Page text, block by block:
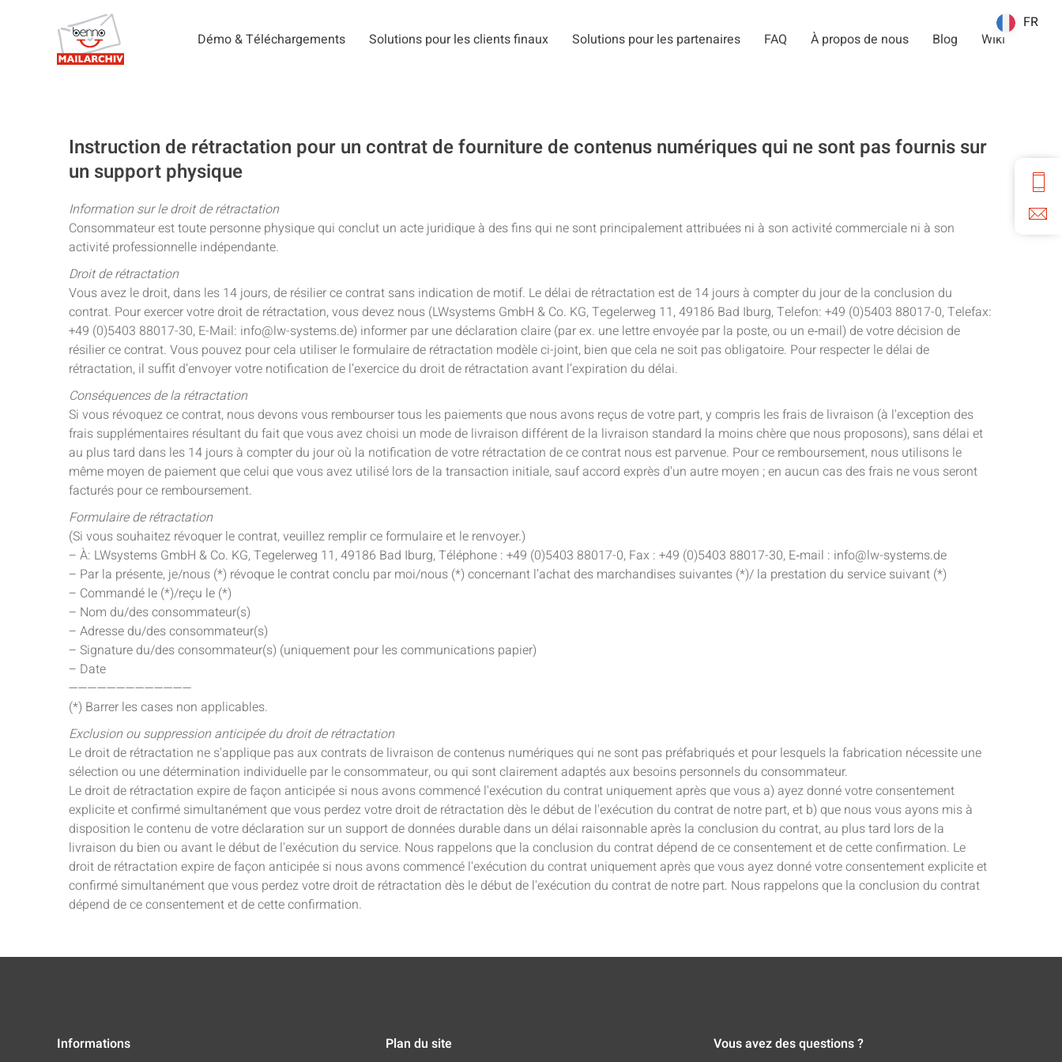
Démo & Téléchargements Solutions pour les clients finaux Solutions pour les partenaires FAQ À propos de nous Blog Wiki
Instruction de rétractation pour un contrat de fourniture de contenus numériques qui ne sont pas fournis sur
un support physique
Information sur le droit de rétractation
Consommateur est toute personne physique qui conclut un acte juridique à des fins qui ne sont principalement attribuées ni à son activité commerciale ni à son
activité professionnelle indépendante.
Droit de rétractation
Vous avez le droit, dans les 14 jours, de résilier ce contrat sans indication de motif. Le délai de rétractation est de 14 jours à compter du jour de la conclusion du
contrat. Pour exercer votre droit de rétractation, vous devez nous (LWsystems GmbH & Co. KG, Tegelerweg 11, 49186 Bad Iburg, Telefon: +49 (0)5403 88017-0, Telefax:
+49 (0)5403 88017-30, E-Mail: info@lw-systems.de) informer par une déclaration claire (par ex. une lettre envoyée par la poste, ou un e‑mail) de votre décision de
résilier ce contrat. Vous pouvez pour cela utiliser le formulaire de rétractation modèle ci-joint, bien que cela ne soit pas obligatoire. Pour respecter le délai de
rétractation, il suffit d’envoyer votre notification de l’exercice du droit de rétractation avant l’expiration du délai.
Conséquences de la rétractation
Si vous révoquez ce contrat, nous devons vous rembourser tous les paiements que nous avons reçus de votre part, y compris les frais de livraison (à l'exception des
frais supplémentaires résultant du fait que vous avez choisi un mode de livraison différent de la livraison standard la moins chère que nous proposons), sans délai et
au plus tard dans les 14 jours à compter du jour où la notification de votre rétractation de ce contrat nous est parvenue. Pour ce remboursement, nous utilisons le
même moyen de paiement que celui que vous avez utilisé lors de la transaction initiale, sauf accord exprès d'un autre moyen ; en aucun cas des frais ne vous seront
facturés pour ce remboursement.
Formulaire de rétractation
(Si vous souhaitez révoquer le contrat, veuillez remplir ce formulaire et le renvoyer.)
– À: LWsystems GmbH & Co. KG, Tegelerweg 11, 49186 Bad Iburg, Téléphone : +49 (0)5403 88017-0, Fax : +49 (0)5403 88017-30, E‑mail : info@lw-systems.de
– Par la présente, je/nous (*) révoque le contrat conclu par moi/nous (*) concernant l’achat des marchandises suivantes (*)/ la prestation du service suivant (*)
– Commandé le (*)/reçu le (*)
– Nom du/des consommateur(s)
– Adresse du/des consommateur(s)
– Signature du/des consommateur(s) (uniquement pour les communications papier)
– Date
—————————————
(*) Barrer les cases non applicables.
Exclusion ou suppression anticipée du droit de rétractation
Le droit de rétractation ne s'applique pas aux contrats de livraison de contenus numériques qui ne sont pas préfabriqués et pour lesquels la fabrication nécessite une
sélection ou une détermination individuelle par le consommateur, ou qui sont clairement adaptés aux besoins personnels du consommateur.
Le droit de rétractation expire de façon anticipée si nous avons commencé l'exécution du contrat uniquement après que vous a) ayez donné votre consentement
explicite et confirmé simultanément que vous perdez votre droit de rétractation dès le début de l'exécution du contrat de notre part, et b) que nous vous ayons mis à
disposition le contenu de votre déclaration sur un support de données durable dans un délai raisonnable après la conclusion du contrat, au plus tard lors de la
livraison du bien ou avant le début de l'exécution du service. Nous rappelons que la conclusion du contrat dépend de ce consentement et de cette confirmation. Le
droit de rétractation expire de façon anticipée si nous avons commencé l'exécution du contrat uniquement après que vous ayez donné votre consentement explicite et
confirmé simultanément que vous perdez votre droit de rétractation dès le début de l'exécution du contrat de notre part. Nous rappelons que la conclusion du contrat
dépend de ce consentement et de cette confirmation.
Informations Plan du site Vous avez des questions ?
FR
FR